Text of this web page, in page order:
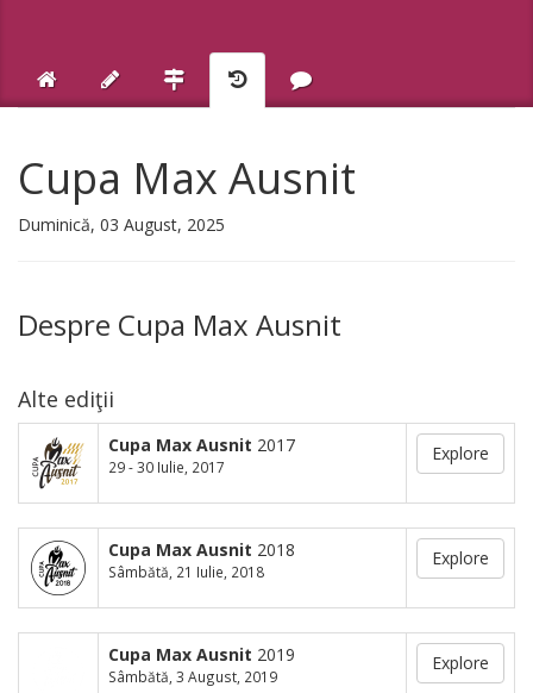
Cupa Max Ausnit
Duminică, 03 August, 2025
Despre Cupa Max Ausnit
Alte ediţii
Cupa Max Ausnit 2017
29 - 30 Iulie, 2017
Explore
Cupa Max Ausnit 2018
Sâmbătă, 21 Iulie, 2018
Explore
Cupa Max Ausnit 2019
Sâmbătă, 3 August, 2019
Explore